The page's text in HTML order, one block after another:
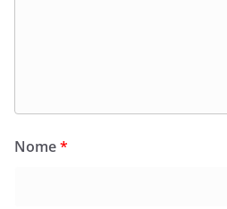
Nome*